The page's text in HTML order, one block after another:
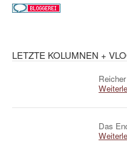
LETZTE KOLUMNEN +
Das